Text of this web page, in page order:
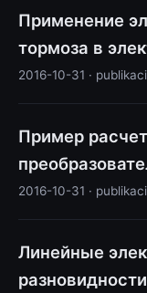
Применение
тормоза в
2016-10-31 ·
Пример
2016-10-31 ·
Линейные